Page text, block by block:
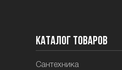
Каталог товаров
Сантехника